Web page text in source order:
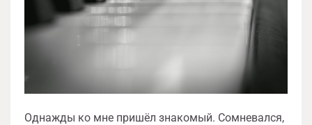
Однажды ко мне пришёл знакомый. Сомневался,